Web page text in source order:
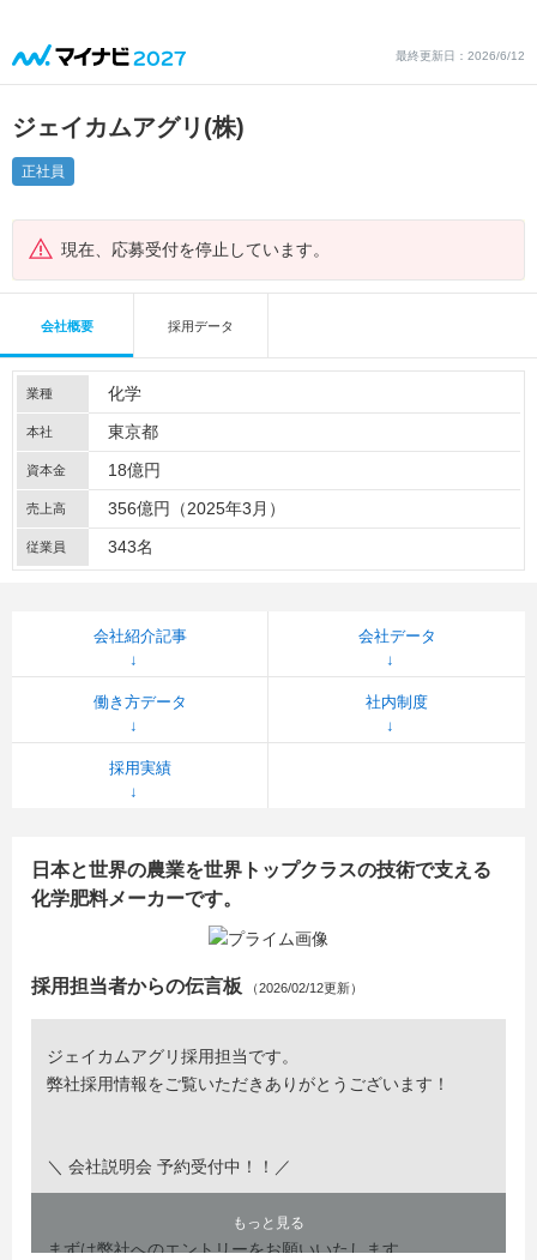
最終更新日：2026/6/12
ジェイカムアグリ(株)
正社員
現在、応募受付を停止しています。
会社概要 採用データ
業種 化学
本社 東京都
資本金 18億円
売上高 356億円（2025年3月）
従業員 343名
会社紹介記事 会社データ
働き方データ 社内制度
採用実績
日本と世界の農業を世界トップクラスの技術で支える
化学肥料メーカーです。
採用担当者からの伝言板 （2026/02/12更新）
ジェイカムアグリ採用担当です。
弊社採用情報をご覧いただきありがとうございます！
＼ 会社説明会 予約受付中！！／
まずは弊社へのエントリーをお願いいたします。
もっと見る